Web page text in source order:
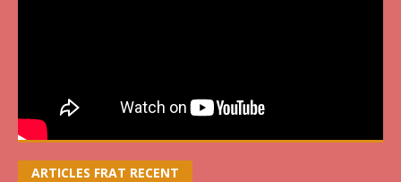
ARTICLES FRAT RECENT